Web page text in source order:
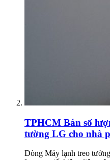
TPHCM Bán số
tường LG cho nhà
Dòng Máy lạnh treo